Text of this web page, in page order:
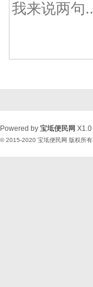
Powered by 宝坻便民网 X1.0
© 2015-2020 宝坻便民网 版权所有